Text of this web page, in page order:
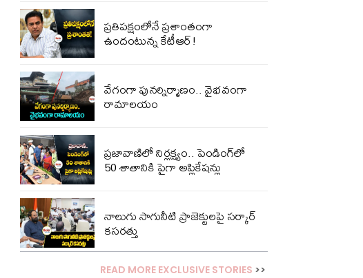
ప్ర‌తిప‌క్షంలోనే ప్ర‌శాంతంగా
ఉందంటున్న కేటీఆర్!
వేగంగా పునర్నిర్మాణం.. వైభవంగా
రామాలయం
ప్రజావాణిలో నిర్లక్ష్యం.. పెండింగ్‌లో
50 శాతానికి పైగా అప్లికేషన్లు
నాలుగు సాగునీటి ప్రాజెక్టులపై సర్కార్
కసరత్తు
READ MORE EXCLUSIVE STORIES >>